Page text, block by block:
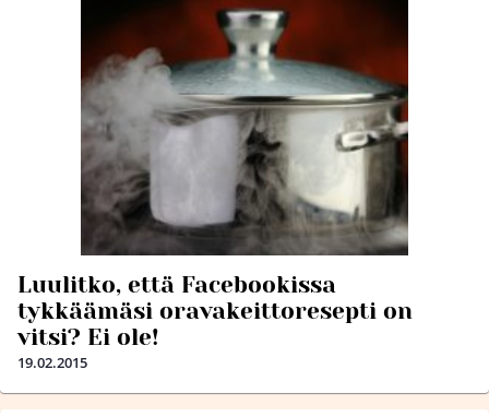
Luulitko, että Facebookissa
tykkäämäsi oravakeittoresepti on
vitsi? Ei ole!
19.02.2015